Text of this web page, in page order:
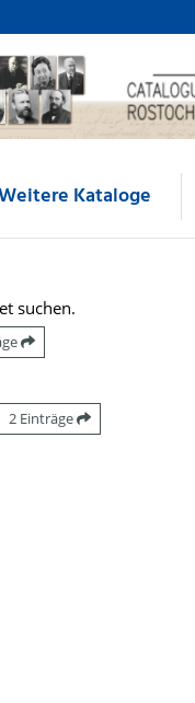
Kataloge
suchen.
2 Einträge